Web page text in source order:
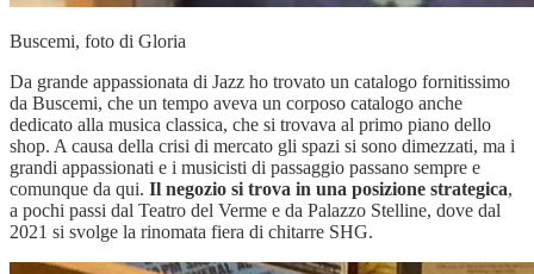
Buscemi, foto di Gloria
Da grande appassionata di Jazz ho trovato un catalogo fornitissimo
da Buscemi, che un tempo aveva un corposo catalogo anche
dedicato alla musica classica, che si trovava al primo piano dello
shop. A causa della crisi di mercato gli spazi si sono dimezzati, ma i
grandi appassionati e i musicisti di passaggio passano sempre e
comunque da qui. Il negozio si trova in una posizione strategica,
a pochi passi dal Teatro del Verme e da Palazzo Stelline, dove dal
2021 si svolge la rinomata fiera di chitarre SHG.